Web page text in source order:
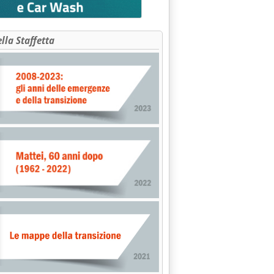
calma'
Staffetta